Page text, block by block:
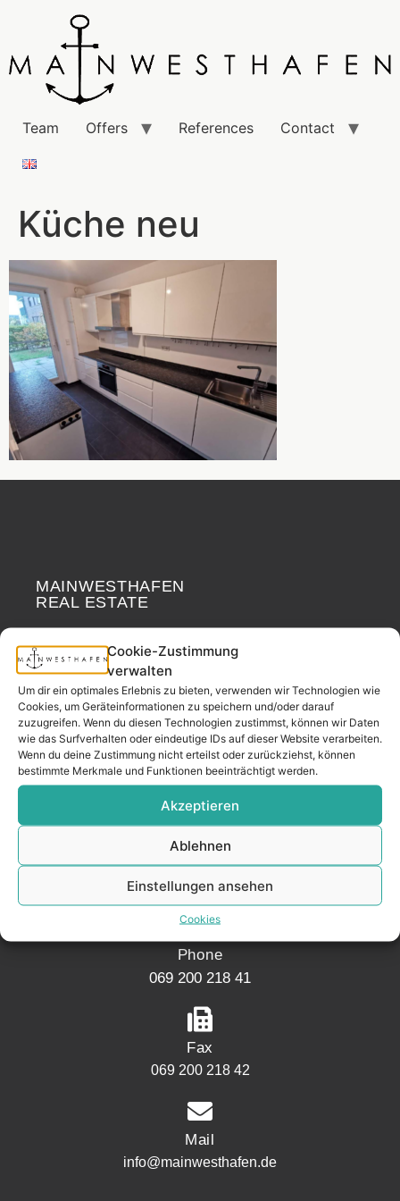
Cookie-Zustimmung
verwalten
Um dir ein optimales Erlebnis zu bieten, verwenden wir Technologien wie
Cookies, um Geräteinformationen zu speichern und/oder darauf
zuzugreifen. Wenn du diesen Technologien zustimmst, können wir Daten
wie das Surfverhalten oder eindeutige IDs auf dieser Website verarbeiten.
Wenn du deine Zustimmung nicht erteilst oder zurückziehst, können
bestimmte Merkmale und Funktionen beeinträchtigt werden.
Akzeptieren
Ablehnen
Einstellungen ansehen
Cookies
Team Offers References Contact
Küche neu
MAINWESTHAFEN
REAL ESTATE
Your neighborhood
real estate partner.
– since 2017.
CONTACT
Mainwesthafen Immobilien
Speicherstraße 5
60327 Frankfurt
Phone
069 200 218 41
Fax
069 200 218 42
Mail
info@mainwesthafen.de